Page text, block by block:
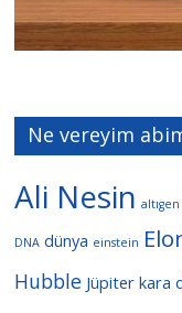
Ne vereyim
Ali Nesin altıgen
DNA dünya einstein
Hubble Jüpiter kara